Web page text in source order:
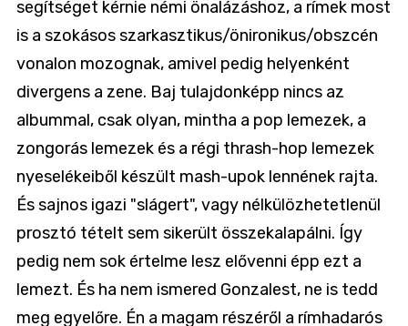
segítséget kérnie némi önalázáshoz, a rímek most
is a szokásos szarkasztikus/önironikus/obszcén
vonalon mozognak, amivel pedig helyenként
divergens a zene. Baj tulajdonképp nincs az
albummal, csak olyan, mintha a pop lemezek, a
zongorás lemezek és a régi thrash-hop lemezek
nyeselékeiből készült mash-upok lennének rajta.
És sajnos igazi "slágert", vagy nélkülözhetetlenül
prosztó tételt sem sikerült összekalapálni. Így
pedig nem sok értelme lesz elővenni épp ezt a
lemezt. És ha nem ismered Gonzalest, ne is tedd
meg egyelőre. Én a magam részéről a rímhadarós